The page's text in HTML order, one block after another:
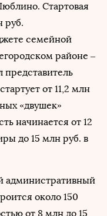
Стартовая
руб.
семейной
районе –
представитель
от 11,2 млн
«двушек»
начинается от 12
до 15 млн руб. в
административный
около 150
от 8 млн до 15